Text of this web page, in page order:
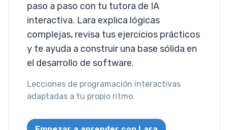
Sepia
Columnas
Visibilidad
List
paso a paso con tu tutora de IA
interactiva. Lara explica lógicas
complejas, revisa tus ejercicios prácticos
y te ayuda a construir una base sólida en
el desarrollo de software.
Lecciones de programación interactivas
adaptadas a tu propio ritmo.